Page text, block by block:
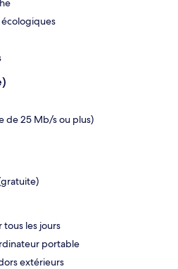
de 25 Mb/s ou plus)
les jours
portable
extérieurs